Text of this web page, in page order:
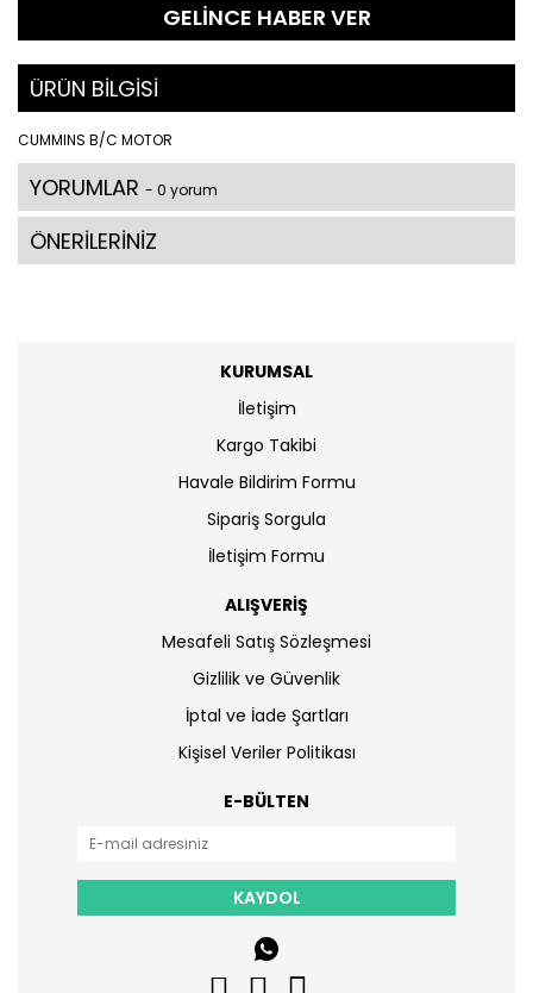
GELİNCE HABER VER
ÜRÜN BİLGİSİ
CUMMINS B/C MOTOR
YORUMLAR - 0 yorum
ÖNERİLERİNİZ
KURUMSAL
İletişim
Kargo Takibi
Havale Bildirim Formu
Sipariş Sorgula
İletişim Formu
ALIŞVERİŞ
Mesafeli Satış Sözleşmesi
Gizlilik ve Güvenlik
İptal ve İade Şartları
Kişisel Veriler Politikası
E-BÜLTEN
KAYDOL